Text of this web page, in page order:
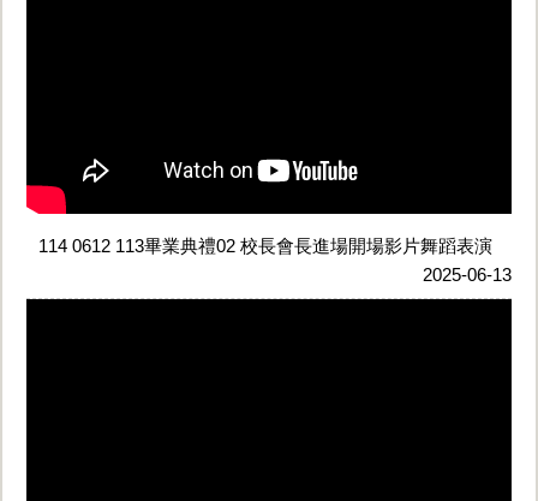
114 0612 113畢業典禮02 校長會長進場開場影片舞蹈表演
2025-06-13